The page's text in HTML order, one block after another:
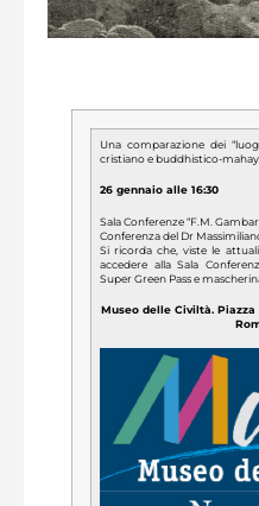
‍Una comparazione dei
cristiano e buddhistico-
26 gennaio alle 16:30
Sala Conferenze “F.M.
Conferenza del Dr
Si ricorda che, viste le
accedere alla Sala
Super Green Pass e
Museo delle Civiltà. Piazza